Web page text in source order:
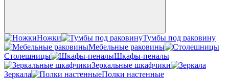
Ножки
Тумбы под раковину
Мебельные раковины
Столешницы
Шкафы-пеналы
Зеркальные шкафчики
Зеркала
Полки настенные